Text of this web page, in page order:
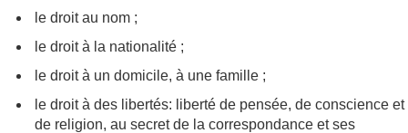
le droit au nom ;
le droit à la nationalité ;
le droit à un domicile, à une famille ;
le droit à des libertés: liberté de pensée, de conscience et
de religion, au secret de la correspondance et ses